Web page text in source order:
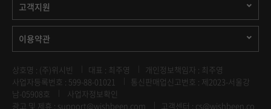
고객지원
이용약관
상호명 : (주)위시빈 대표 : 최주영
개인정보책임자 : 최주영
사업자등록번호 : 599-88-01021
통신판매업신고번호 : 제2023-서울강
남-05908호
사업자정보확인
광고 및 제휴 : support@wishbeen.com
고객센터 : cs@wishbeen.co